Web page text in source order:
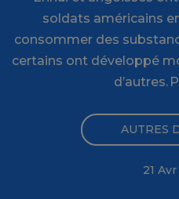
soldats américains
consommer des
certains ont développé
d’autres.
AUTRES
21